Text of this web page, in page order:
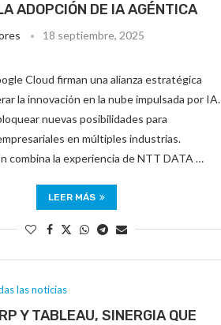
ADOPCIÓN DE IA AGÉNTICA
18 septiembre, 2025
Cloud firman una alianza estratégica
la innovación en la nube impulsada por IA.
nuevas posibilidades para
en múltiples industrias.
combina la experiencia de NTT DATA …
LEER MÁS
las noticias
Y TABLEAU, SINERGIA QUE